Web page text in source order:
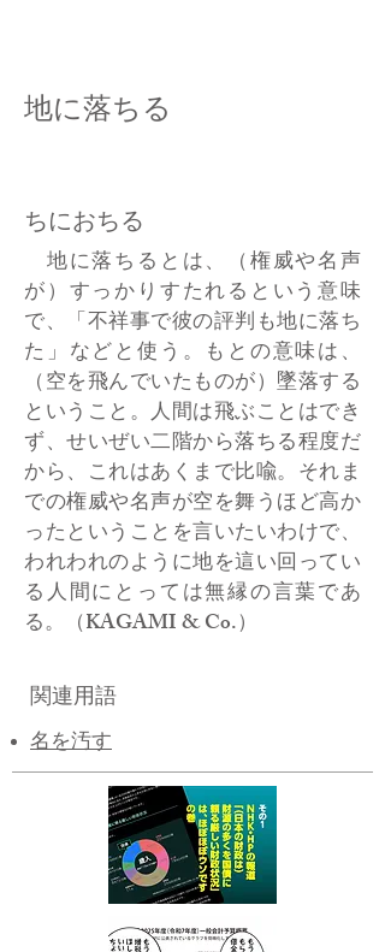
地に落ちる
ちにおちる
地に落ちるとは、（権威や名声
が）すっかりすたれるという意味
で、「不祥事で彼の評判も地に落ち
た」などと使う。もとの意味は、
（空を飛んでいたものが）墜落する
ということ。人間は飛ぶことはでき
ず、せいぜい二階から落ちる程度だ
から、これはあくまで比喩。それま
での権威や名声が空を舞うほど高か
ったということを言いたいわけで、
われわれのように地を這い回ってい
る人間にとっては無縁の言葉であ
る。（KAGAMI & Co.）
関連用語
名を汚す